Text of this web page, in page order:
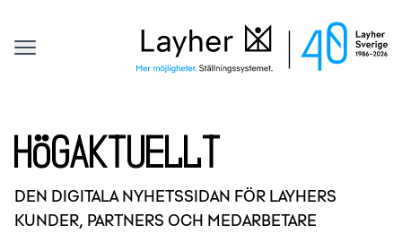
Offert
Högaktuellt
DEN DIGITALA NYHETSSIDAN FÖR LAYHERS
KUNDER, PARTNERS OCH MEDARBETARE